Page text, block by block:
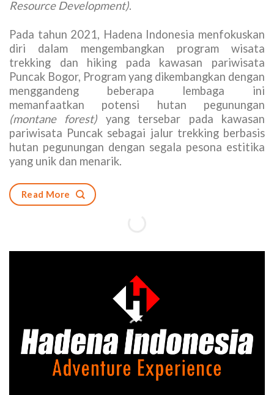
Resource Development).
Pada tahun 2021, Hadena Indonesia menfokuskan
diri dalam mengembangkan program wisata
trekking dan hiking pada kawasan pariwisata
Puncak Bogor, Program yang dikembangkan dengan
menggandeng beberapa lembaga ini
memanfaatkan potensi hutan pegunungan
(montane forest) yang tersebar pada kawasan
pariwisata Puncak sebagai jalur trekking berbasis
hutan pegunungan dengan segala pesona estitika
yang unik dan menarik.
Read More